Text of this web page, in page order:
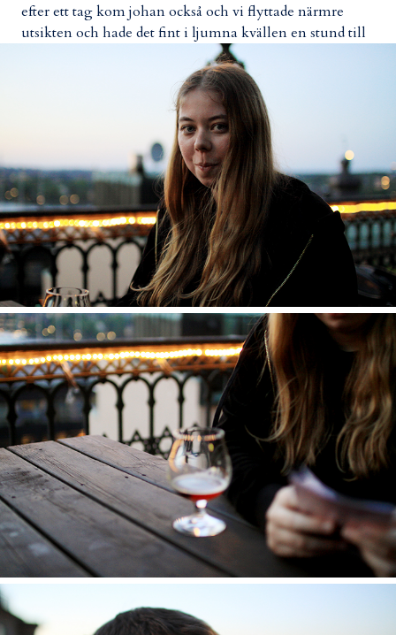
efter ett tag kom johan också och vi flyttade närmre
utsikten och hade det fint i ljumna kvällen en stund till